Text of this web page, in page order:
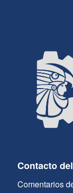
Contacto
Comentarios